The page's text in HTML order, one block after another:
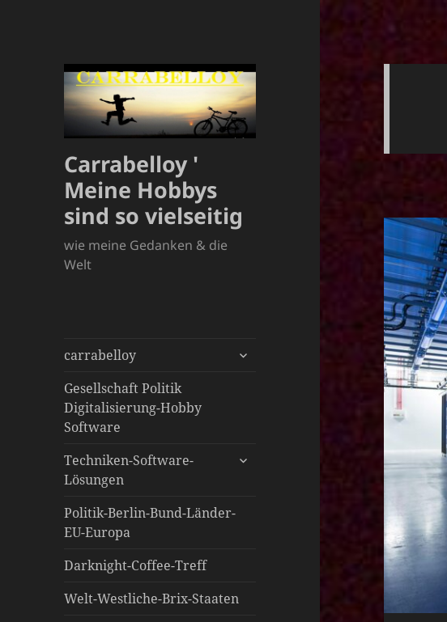
Carrabelloy '
Meine Hobbys
sind so vielseitig
wie meine Gedanken & die
Welt
carrabelloy
untermenü
Gesellschaft Politik
Digitalisierung-Hobby
Software
Techniken-Software-
Lösungen
untermenü
Politik-Berlin-Bund-Länder-
EU-Europa
Darknight-Coffee-Treff
Welt-Westliche-Brix-Staaten